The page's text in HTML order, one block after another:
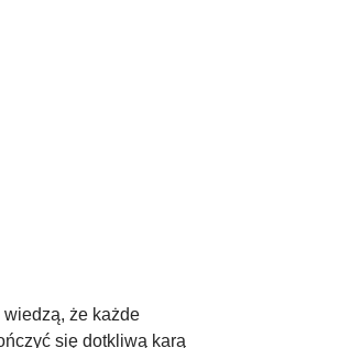
że każde
się dotkliwą karą